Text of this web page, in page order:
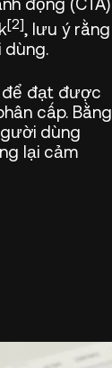
[2], lưu ý rằng
dùng.
để đạt được
cấp. Bằng
dùng
lại cảm